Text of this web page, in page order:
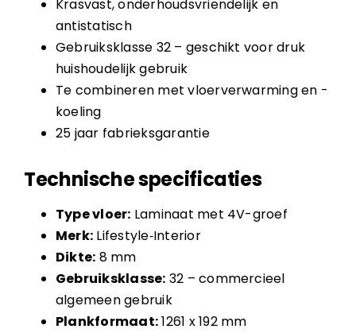
Krasvast, onderhoudsvriendelijk en
antistatisch
Gebruiksklasse 32 – geschikt voor druk
huishoudelijk gebruik
Te combineren met vloerverwarming en -
koeling
25 jaar fabrieksgarantie
Technische specificaties
Type vloer: Laminaat met 4V-groef
Merk: Lifestyle‑Interior
Dikte: 8 mm
Gebruiksklasse: 32 – commercieel
algemeen gebruik
Plankformaat:1261 x 192 mm